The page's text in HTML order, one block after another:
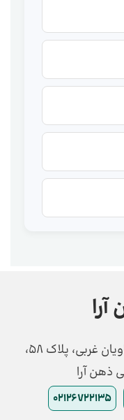
آرا
سیدخندان، خیابان جلفا، خیابان کاویان غربی، پلاک 58،
ذهن آرا
02126722135